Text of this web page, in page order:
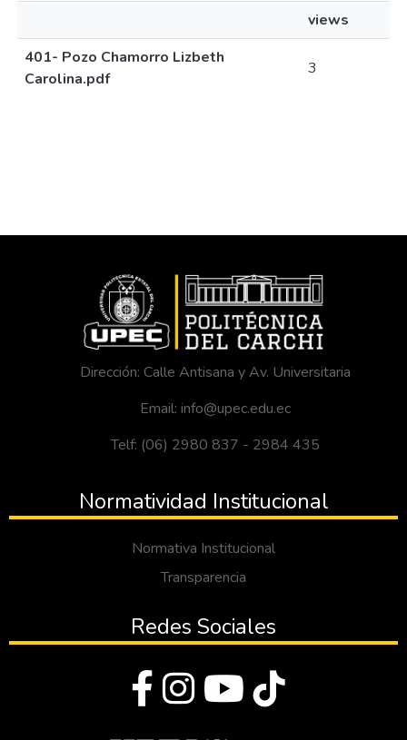
views
401- Pozo Chamorro Lizbeth
Carolina.pdf
3
Dirección: Calle Antisana y Av. Universitaria
Email: info@upec.edu.ec
Telf: (06) 2980 837 - 2984 435
Normatividad Institucional
Normativa Institucional
Transparencia
Redes Sociales